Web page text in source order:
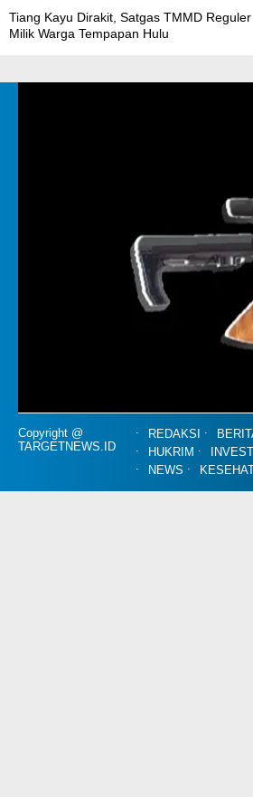
Tiang Kayu Dirakit, Satgas TMMD
Milik Warga Tempapan Hulu
Copyright @
TARGETNEWS.ID
REDAKSI
HUKRIM
NEWS